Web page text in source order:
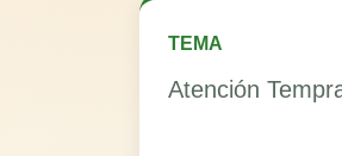
TEMA
Atención